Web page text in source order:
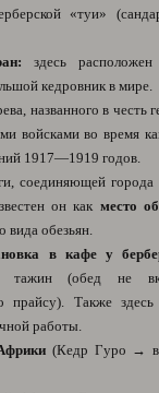
«туи»
здесь
кедровник в мире.
названного в честь
войсками во время
1917—1919 годов.
соединяющей
он как место
обезьян.
в кафе у
тажин (обед не
прайсу). Также
работы.
(Кедр Гуро →